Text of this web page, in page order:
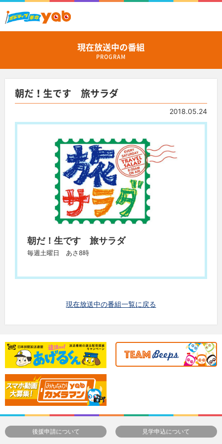
現在放送中の番組
PROGRAM
朝だ！生です 旅サラダ
2018.05.24
朝だ！生です 旅サラダ
毎週土曜日 あさ8時
現在放送中の番組一覧に戻る
後援申請について 見学申込について